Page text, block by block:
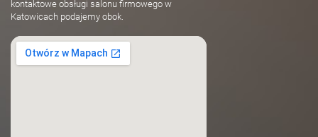
kontaktowe obsługi salonu firmowego w
Katowicach podajemy obok.